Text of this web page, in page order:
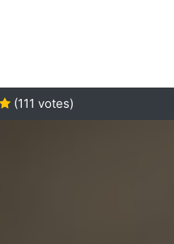
(111 votes)